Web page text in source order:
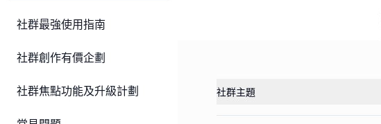
社群最強使用指南
社群創作有價企劃
社群焦點功能及升級計劃 社群主題